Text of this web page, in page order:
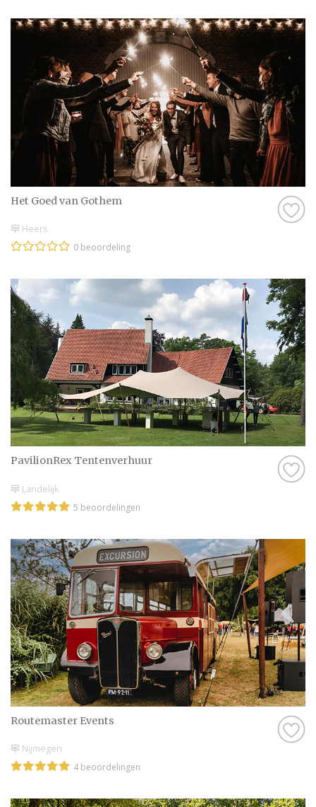
Het Goed van Gothem
Heers
0 beoordeling
PavilionRex Tentenverhuur
Landelijk
5 beoordelingen
Routemaster Events
Nijmegen
4 beoordelingen